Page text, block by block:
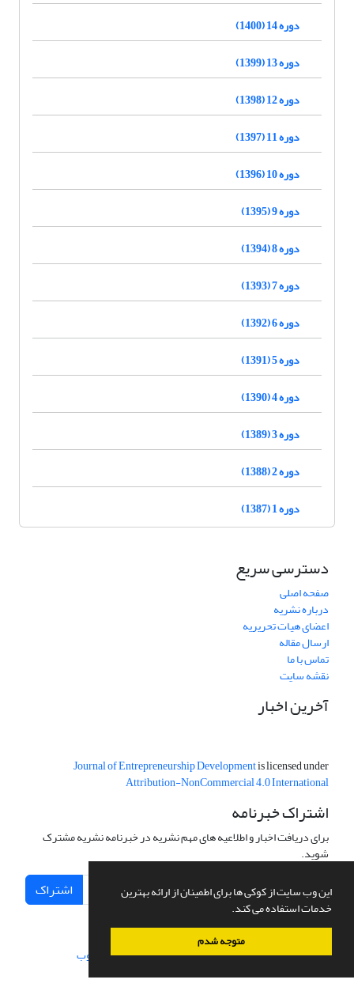
این وب سایت از کوکی ها برای اطمینان از ارائه بهترین
خدمات استفاده می کند.
متوجه شدم
دوره 14 (1400)
دوره 13 (1399)
دوره 12 (1398)
دوره 11 (1397)
دوره 10 (1396)
دوره 9 (1395)
دوره 8 (1394)
دوره 7 (1393)
دوره 6 (1392)
دوره 5 (1391)
دوره 4 (1390)
دوره 3 (1389)
دوره 2 (1388)
دوره 1 (1387)
دسترسی سریع
صفحه اصلی
درباره نشریه
اعضای هیات تحریریه
ارسال مقاله
تماس با ما
نقشه سایت
آخرین اخبار
Journal of Entrepreneurship Developmentis licensed under
Attribution-NonCommercial 4.0 International
اشتراک خبرنامه
برای دریافت اخبار و اطلاعیه های مهم نشریه در خبرنامه نشریه مشترک
شوید.
اشتراک
سامانه مدیریت نشریات علمی.طراحی و پیاده سازی از سیناوب